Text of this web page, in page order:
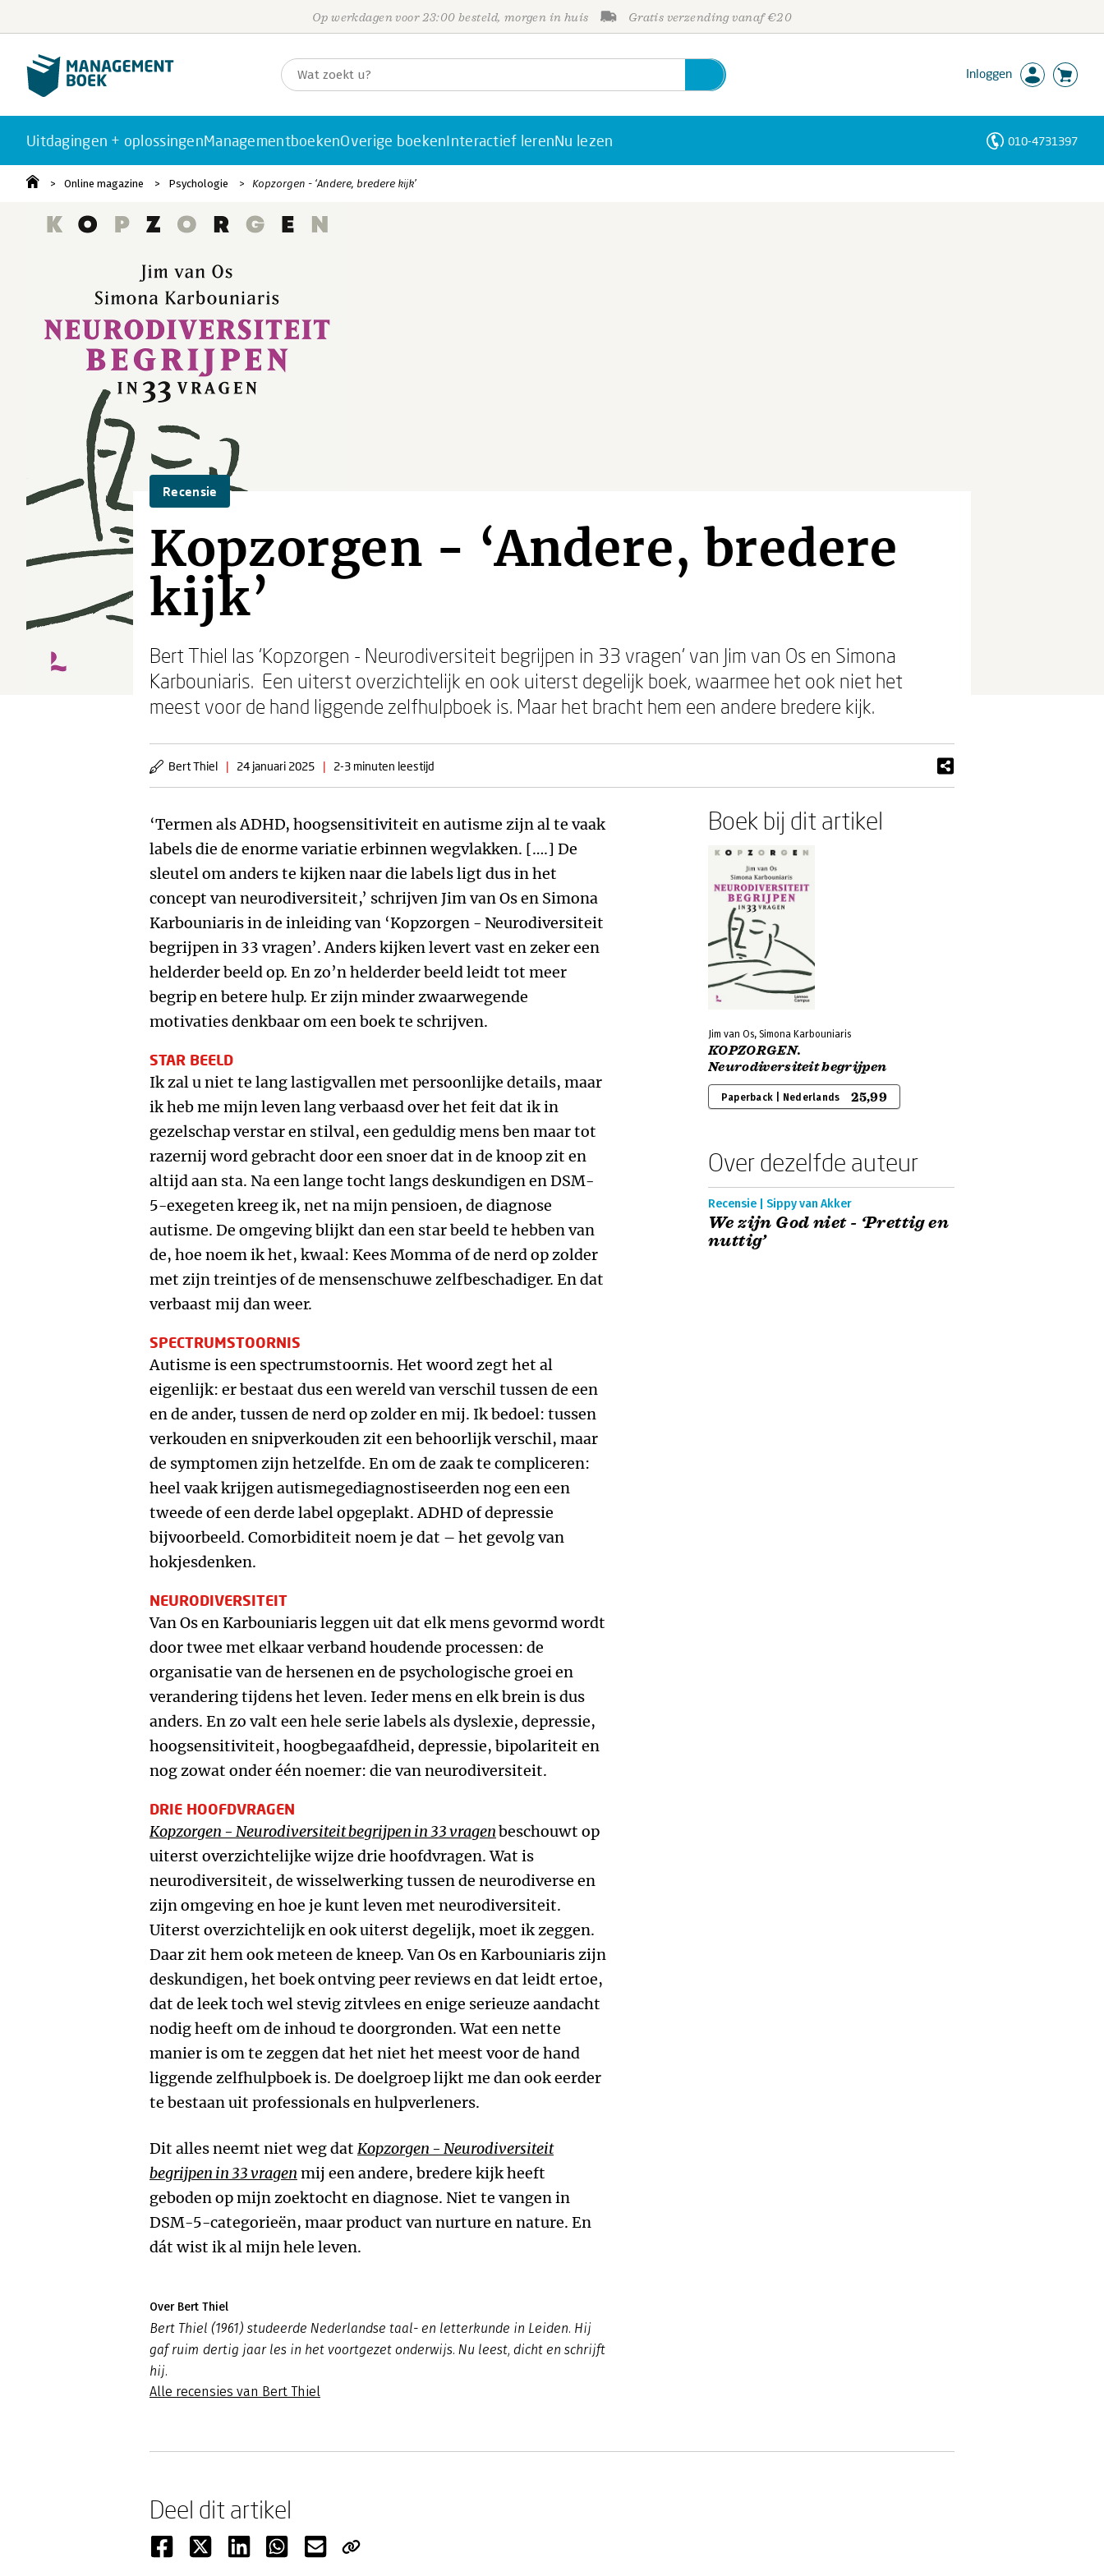
Op werkdagen voor 23:00 besteld, morgen in huis Gratis verzending vanaf €20
Inloggen
Uitdagingen + oplossingenManagementboekenOverige boekenInteractief lerenNu lezen 010-4731397
Online magazine Psychologie Kopzorgen - ‘Andere, bredere kijk’
Recensie
Kopzorgen - ‘Andere, bredere
kijk’
Bert Thiel las ‘Kopzorgen - Neurodiversiteit begrijpen in 33 vragen’ van Jim van Os en Simona
Karbouniaris. Een uiterst overzichtelijk en ook uiterst degelijk boek, waarmee het ook niet het
meest voor de hand liggende zelfhulpboek is. Maar het bracht hem een andere bredere kijk.
Bert Thiel | 24 januari 2025 | 2-3 minuten leestijd
‘Termen als ADHD, hoogsensitiviteit en autisme zijn al te vaak
labels die de enorme variatie erbinnen wegvlakken. [….] De
sleutel om anders te kijken naar die labels ligt dus in het
concept van neurodiversiteit,’ schrijven Jim van Os en Simona
Karbouniaris in de inleiding van ‘Kopzorgen - Neurodiversiteit
begrijpen in 33 vragen’. Anders kijken levert vast en zeker een
helderder beeld op. En zo’n helderder beeld leidt tot meer
begrip en betere hulp. Er zijn minder zwaarwegende
motivaties denkbaar om een boek te schrijven.
STAR BEELD
Ik zal u niet te lang lastigvallen met persoonlijke details, maar
ik heb me mijn leven lang verbaasd over het feit dat ik in
gezelschap verstar en stilval, een geduldig mens ben maar tot
razernij word gebracht door een snoer dat in de knoop zit en
altijd aan sta. Na een lange tocht langs deskundigen en DSM-
5-exegeten kreeg ik, net na mijn pensioen, de diagnose
autisme. De omgeving blijkt dan een star beeld te hebben van
de, hoe noem ik het, kwaal: Kees Momma of de nerd op zolder
met zijn treintjes of de mensenschuwe zelfbeschadiger. En dat
verbaast mij dan weer.
SPECTRUMSTOORNIS
Autisme is een spectrumstoornis. Het woord zegt het al
eigenlijk: er bestaat dus een wereld van verschil tussen de een
en de ander, tussen de nerd op zolder en mij. Ik bedoel: tussen
verkouden en snipverkouden zit een behoorlijk verschil, maar
de symptomen zijn hetzelfde. En om de zaak te compliceren:
heel vaak krijgen autismegediagnostiseerden nog een een
tweede of een derde label opgeplakt. ADHD of depressie
bijvoorbeeld. Comorbiditeit noem je dat – het gevolg van
hokjesdenken.
NEURODIVERSITEIT
Van Os en Karbouniaris leggen uit dat elk mens gevormd wordt
door twee met elkaar verband houdende processen: de
organisatie van de hersenen en de psychologische groei en
verandering tijdens het leven. Ieder mens en elk brein is dus
anders. En zo valt een hele serie labels als dyslexie, depressie,
hoogsensitiviteit, hoogbegaafdheid, depressie, bipolariteit en
nog zowat onder één noemer: die van neurodiversiteit.
DRIE HOOFDVRAGEN
Kopzorgen - Neurodiversiteit begrijpen in 33 vragenbeschouwt op
uiterst overzichtelijke wijze drie hoofdvragen. Wat is
neurodiversiteit, de wisselwerking tussen de neurodiverse en
zijn omgeving en hoe je kunt leven met neurodiversiteit.
Uiterst overzichtelijk en ook uiterst degelijk, moet ik zeggen.
Daar zit hem ook meteen de kneep. Van Os en Karbouniaris zijn
deskundigen, het boek ontving peer reviews en dat leidt ertoe,
dat de leek toch wel stevig zitvlees en enige serieuze aandacht
nodig heeft om de inhoud te doorgronden. Wat een nette
manier is om te zeggen dat het niet het meest voor de hand
liggende zelfhulpboek is. De doelgroep lijkt me dan ook eerder
te bestaan uit professionals en hulpverleners.
Dit alles neemt niet weg dat Kopzorgen - Neurodiversiteit
begrijpen in 33 vragen mij een andere, bredere kijk heeft
geboden op mijn zoektocht en diagnose. Niet te vangen in
DSM-5-categorieën, maar product van nurture en nature. En
dát wist ik al mijn hele leven.
Over Bert Thiel
Bert Thiel (1961) studeerde Nederlandse taal- en letterkunde in Leiden. Hij
gaf ruim dertig jaar les in het voortgezet onderwijs. Nu leest, dicht en schrijft
hij.
Alle recensies van Bert Thiel
Boek bij dit artikel
Jim van Os, Simona Karbouniaris
KOPZORGEN.
Neurodiversiteit begrijpen
Paperback | Nederlands 25,99
Over dezelfde auteur
Recensie | Sippy van Akker
We zijn God niet - ‘Prettig en
nuttig’
Deel dit artikel
Personen